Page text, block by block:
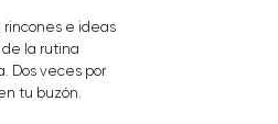
rincones e ideas
de la rutina
Dos veces por
tu buzón.